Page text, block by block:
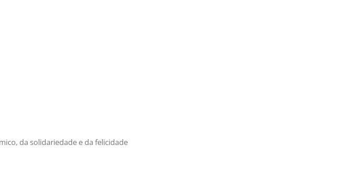
da solidariedade e da felicidade